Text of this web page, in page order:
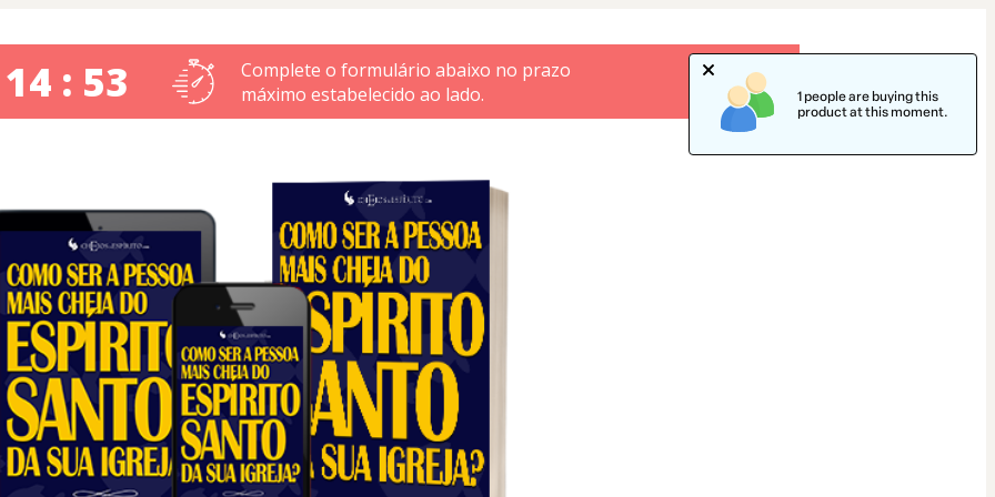
: 52
Complete o formulário abaixo no prazo
máximo estabelecido ao lado.
1 people are buying this
product at this moment.